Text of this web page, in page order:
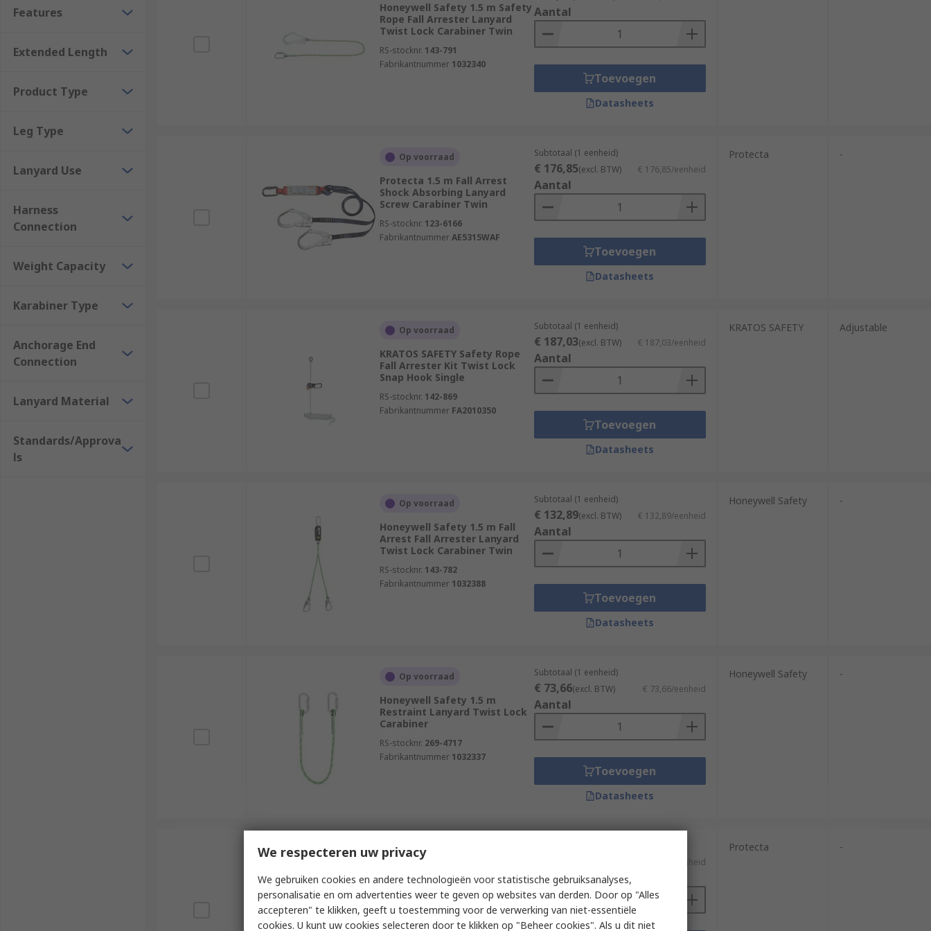
Features
Extended Length
Product Type
Leg Type
Lanyard Use
Harness
Connection
Weight Capacity
Karabiner Type
Anchorage End
Connection
Lanyard Material
Standards/Approva
ls
Honeywell Safety 1.5 m Safety
Rope Fall Arrester Lanyard
Twist Lock Carabiner Twin
RS-stocknr. 143-791
Fabrikantnummer 1032340
Aantal
Toevoegen
Datasheets
Op voorraad
Protecta 1.5 m Fall Arrest
Shock Absorbing Lanyard
Screw Carabiner Twin
RS-stocknr. 123-6166
FabrikantnummerAE5315WAF
Subtotaal (1 eenheid)
€ 176,85(excl. BTW) € 176,85/eenheid
Aantal
Toevoegen
Datasheets
Protecta -
Op voorraad
KRATOS SAFETY Safety Rope
Fall Arrester Kit Twist Lock
Snap Hook Single
RS-stocknr. 142-869
Fabrikantnummer FA2010350
Subtotaal (1 eenheid)
€ 187,03(excl. BTW) € 187,03/eenheid
Aantal
Toevoegen
Datasheets
KRATOS SAFETY Adjustable
Op voorraad
Honeywell Safety 1.5 m Fall
Arrest Fall Arrester Lanyard
Twist Lock Carabiner Twin
RS-stocknr. 143-782
Fabrikantnummer 1032388
Subtotaal (1 eenheid)
€ 132,89(excl. BTW) € 132,89/eenheid
Aantal
Toevoegen
Datasheets
Honeywell Safety -
Op voorraad
Honeywell Safety 1.5 m
Restraint Lanyard Twist Lock
Carabiner
RS-stocknr. 269-4717
Fabrikantnummer 1032337
Subtotaal (1 eenheid)
€ 73,66(excl. BTW) € 73,66/eenheid
Aantal
Toevoegen
Datasheets
Honeywell Safety -
Op voorraad
Protecta 1.5 m Fall Arrest
Shock Absorbing Lanyard
Screw Carabiner Twin
RS-stocknr.123-6163
€ 141,72/eenheid
Aantal
Protecta -
We respecteren uw privacy
We gebruiken cookies en andere technologieën voor statistische gebruiksanalyses,
personalisatie en om advertenties weer te geven op websites van derden. Door op "Alles
accepteren" te klikken, geeft u toestemming voor de verwerking van niet-essentiële
cookies. U kunt uw cookies selecteren door te klikken op "Beheer cookies". Als u dit niet